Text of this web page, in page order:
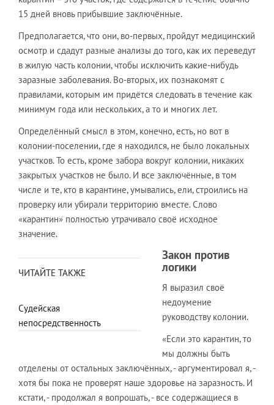
15 дней вновь прибывшие заключённые.
Предполагается, что они, во-первых, пройдут медицинский
осмотр и сдадут разные анализы до того, как их переведут
в жилую часть колонии, чтобы исключить какие-нибудь
заразные заболевания. Во-вторых, их познакомят с
правилами, которым им придётся следовать в течение как
минимум года или нескольких, а то и многих лет.
Определённый смысл в этом, конечно, есть, но вот в
колонии-поселении, где я находился, не было локальных
участков. То есть, кроме забора вокруг колонии, никаких
закрытых участков не было. И все заключённые, в том
числе и те, кто в карантине, умывались, ели, строились на
проверку или убирали территорию вместе. Слово
«карантин» полностью утрачивало своё исходное
значение.
ЧИТАЙТЕ ТАКЖЕ
Судейская
непосредственность
Закон против
логики
Я выразил своё
недоумение
руководству колонии.
«Если это карантин, то
мы должны быть
отделены от остальных заключённых, - аргументировал я, -
хотя бы пока не проверят наше здоровье на заразность. И
кстати, - продолжал я вопрошать, - все содержащиеся в